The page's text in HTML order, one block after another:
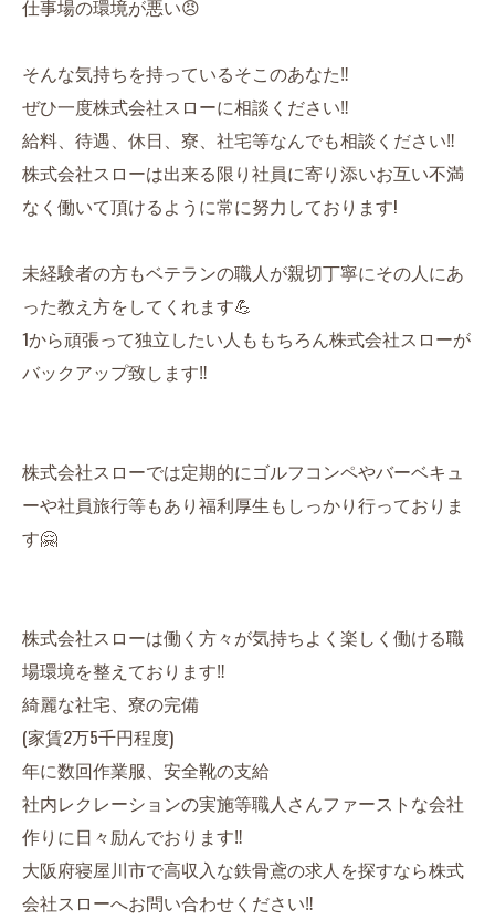
仕事場の環境が悪い😠
そんな気持ちを持っているそこのあなた‼️
ぜひ一度株式会社スローに相談ください‼️
給料、待遇、休日、寮、社宅等なんでも相談ください‼️
株式会社スローは出来る限り社員に寄り添いお互い不満
なく働いて頂けるように常に努力しております!
未経験者の方もベテランの職人が親切丁寧にその人にあ
った教え方をしてくれます💪
1から頑張って独立したい人ももちろん株式会社スローが
バックアップ致します‼️
株式会社スローでは定期的にゴルフコンペやバーベキュ
ーや社員旅行等もあり福利厚生もしっかり行っておりま
す🤗
株式会社スローは働く方々が気持ちよく楽しく働ける職
場環境を整えております‼️
綺麗な社宅、寮の完備
(家賃2万5千円程度)
年に数回作業服、安全靴の支給
社内レクレーションの実施等職人さんファーストな会社
作りに日々励んでおります‼️
大阪府寝屋川市で高収入な鉄骨鳶の求人を探すなら株式
会社スローへお問い合わせください‼️